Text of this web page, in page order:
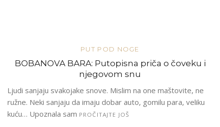
PUT POD NOGE
BOBANOVA BARA: Putopisna priča o čoveku i
njegovom snu
Ljudi sanjaju svakojake snove. Mislim na one maštovite, ne
ružne. Neki sanjaju da imaju dobar auto, gomilu para, veliku
kuću… Upoznala sam PROČITAJTE JOŠ